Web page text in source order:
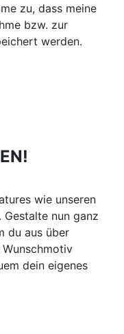
zu, dass meine
bzw. zur
werden.
wie unseren
nun ganz
du aus über
dein eigenes